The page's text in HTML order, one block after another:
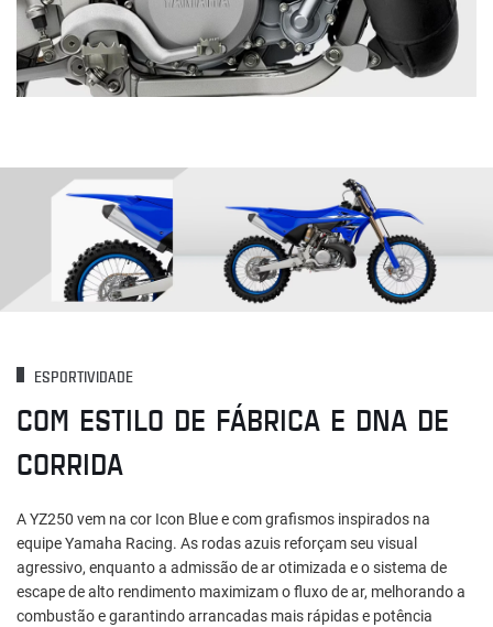
ESPORTIVIDADE
COM ESTILO DE FÁBRICA E DNA DE
CORRIDA
A YZ250 vem na cor Icon Blue e com grafismos inspirados na
equipe Yamaha Racing. As rodas azuis reforçam seu visual
agressivo, enquanto a admissão de ar otimizada e o sistema de
escape de alto rendimento maximizam o fluxo de ar, melhorando a
combustão e garantindo arrancadas mais rápidas e potência